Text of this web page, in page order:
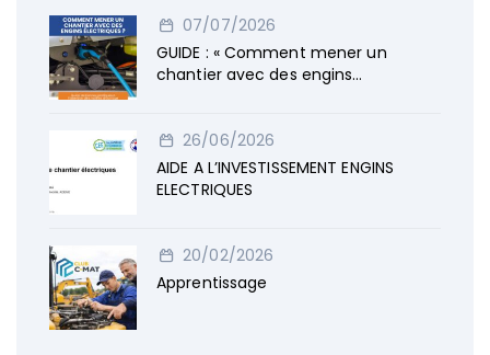
07/07/2026
GUIDE : « Comment mener un
chantier avec des engins
26/06/2026
AIDE A L’INVESTISSEMENT ENGINS
ELECTRIQUES
20/02/2026
Apprentissage